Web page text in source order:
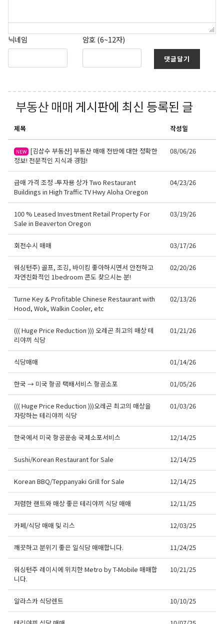
닉네임 암호 (6~12자)
댓글달기
부동산 매매 게시판에 최신 등록된 글
제목 작성일
NEW [김삼수 부동산] 부동산 매매 전반에 대한 정확한
정보! 전문적인 지식과 경험!
08/06/26
급매 가격 조정 -투자용 상가 Two Restaurant
Buildings in High Traffic TV Hwy Aloha Oregon
04/23/26
100 % Leased Investment Retail Property For
Sale in Beaverton Oregon
03/19/26
회전수시 매매 03/17/26
워싱턴주) 골프, 조깅, 바이킹 좋아하시면서 안전하고
자연친화적인 1bedroom 콘도 찾으시는 분!
02/20/26
Turne Key & Profitable Chinese Restaurant with
Hood, Wok, Walkin Cooler, etc
02/13/26
((( Huge Price Reduction ))) 오레곤 최고의 매상 테
리야끼 식당
01/21/26
식당매매 01/14/26
한국 → 미국 항공 택배서비스 항공소포 01/05/26
((( Huge Price Reduction )))오레곤 최고의 매상을
자랑하는 테리야끼 식당
01/03/26
한국에서 미국 항공운송 국제소포서비스 12/14/25
Sushi/Korean Restaurant for Sale 12/14/25
Korean BBQ/Teppanyaki Grill for Sale 12/14/25
저렴한 랜트와 매상 좋은 테리야끼 식당 매매 12/11/25
카페/식당 매매 및 리스 12/03/25
깨끗하고 분위기 좋은 일식당 매매합니다. 11/24/25
워싱턴주 레이시에 위치한 Metro by T-Mobile 매매합
니다.
10/21/25
알라스카 식당렌트 10/10/25